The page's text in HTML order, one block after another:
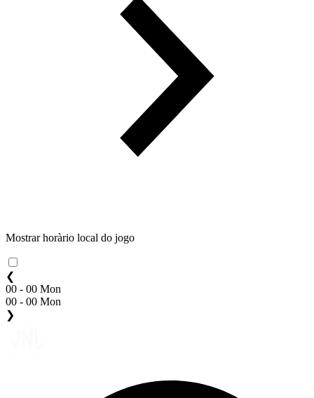
Mostrar horàrio local do jogo
❮
00 - 00 Mon
00 - 00 Mon
❯